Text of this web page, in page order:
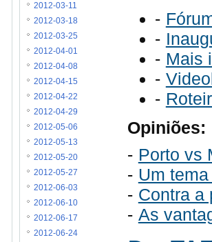
-
-
- Mais
-
-
Opiniões:
- Porto vs
- Um
- Contra a
- As
2012-03-11
2012-03-18
2012-03-25
2012-04-01
2012-04-08
2012-04-15
2012-04-22
2012-04-29
2012-05-06
2012-05-13
2012-05-20
2012-05-27
2012-06-03
2012-06-10
2012-06-17
2012-06-24